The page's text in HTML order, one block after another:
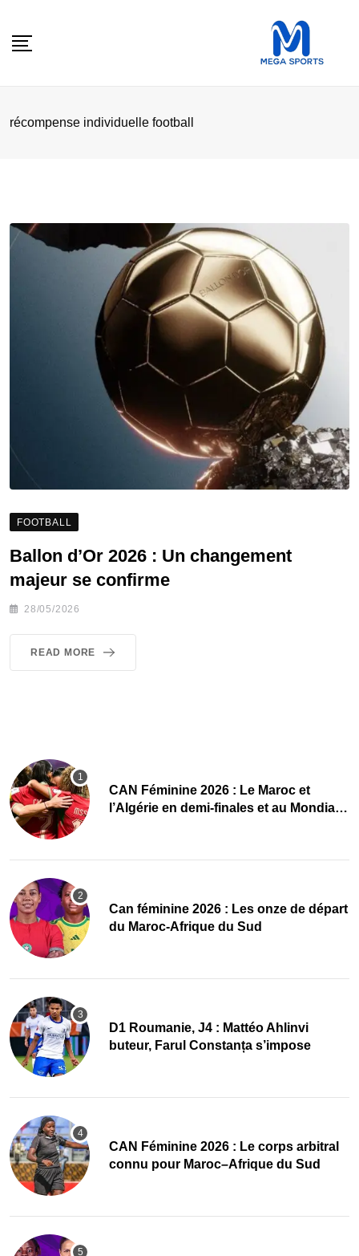
récompense individuelle football
FOOTBALL
Ballon d’Or 2026 : Un changement
majeur se confirme
28/05/2026
READ MORE
CAN Féminine 2026 : Le Maroc et
l’Algérie en demi-finales et au Mondial
‎Can féminine 2026 : Les onze de départ
du Maroc-Afrique du Sud
D1 Roumanie, J4 : Mattéo Ahlinvi
buteur, Farul Constanța s’impose
‎CAN Féminine 2026 : Le corps arbitral
connu pour Maroc–Afrique du Sud